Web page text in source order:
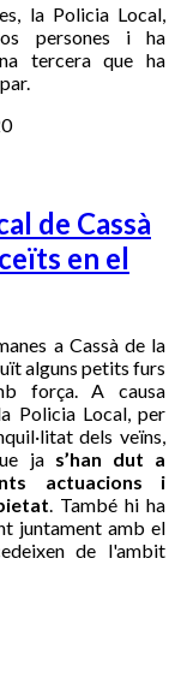
la Policia Local,
persones i ha
tercera que ha
de Cassà
en el
a Cassà de la
alguns petits furs
força. A causa
Policia Local, per
dels veïns,
ja s’han dut a
actuacions i
. També hi ha
juntament amb el
de l'ambit